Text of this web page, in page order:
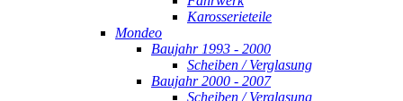
Karosserieteile
Mondeo
Baujahr 1993 - 2000
Scheiben / Verglasung
Baujahr 2000 - 2007
Scheiben / Verglasung